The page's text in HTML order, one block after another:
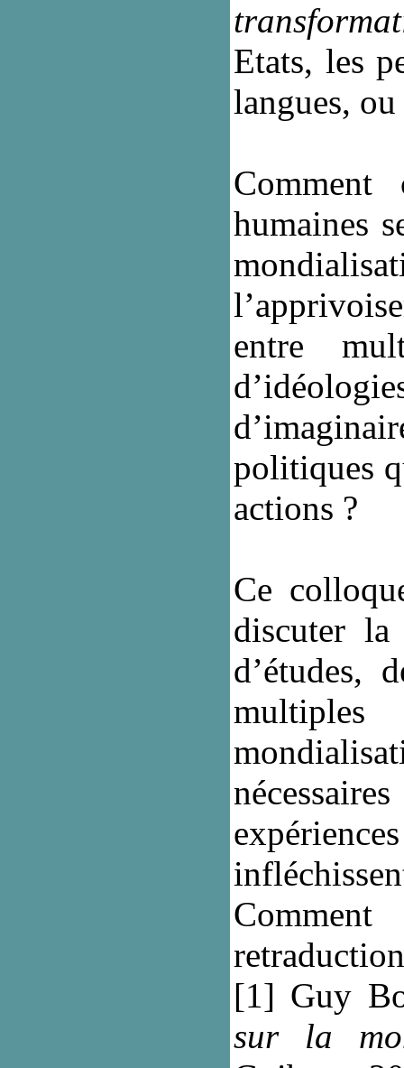
Etats, les
langues,
Comment
humaines
entre
politiques
actions ?
Ce
discuter la
d’études,
multiples
[1] Guy
sur la